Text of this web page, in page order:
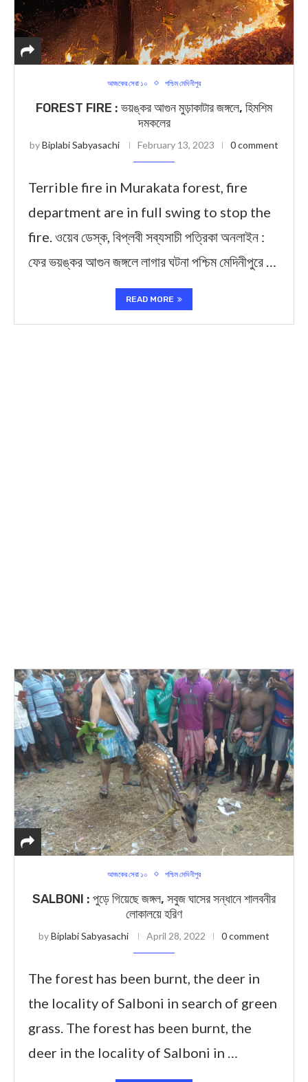
আজকের সেরা ১০ পশ্চিম মেদিনীপুর
FOREST FIRE : ভয়ঙ্কর আগুন মুড়াকাটার জঙ্গলে, হিমশিম
দমকলের
byBiplabi Sabyasachi February 13, 2023 0 comment
Terrible fire in Murakata forest, fire
department are in full swing to stop the
fire. ওয়েব ডেস্ক, বিপ্লবী সব্যসাচী পত্রিকা অনলাইন :
ফের ভয়ঙ্কর আগুন জঙ্গলে লাগার ঘটনা পশ্চিম মেদিনীপুরে …
READ MORE
আজকের সেরা ১০ পশ্চিম মেদিনীপুর
SALBONI : পুড়ে গিয়েছে জঙ্গল, সবুজ ঘাসের সন্ধানে শালবনীর
লোকালয়ে হরিণ
byBiplabi Sabyasachi April 28, 2022 0 comment
The forest has been burnt, the deer in
the locality of Salboni in search of green
grass. The forest has been burnt, the
deer in the locality of Salboni in …